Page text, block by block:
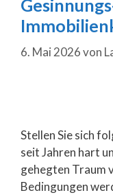
6. Mai 2026von
Stellen Sie sich
seit Jahren hart
gehegten Traum
Bedingungen